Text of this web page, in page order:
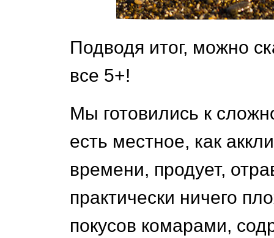
Подводя итог, можно
все 5+!
Мы готовились к
есть местное, как
времени, продует,
практически ничего
покусов комарами,